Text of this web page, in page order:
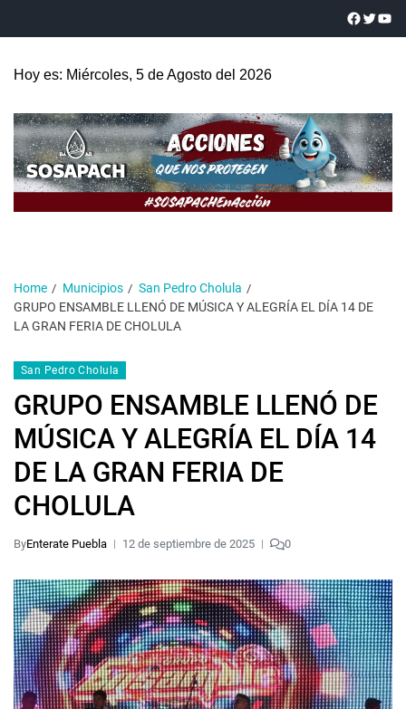
Hoy es: Miércoles, 5 de Agosto del 2026
Home Municipios
San Pedro Cholula
GRUPO ENSAMBLE LLENÓ DE MÚSICA Y ALEGRÍA EL DÍA 14 DE
LA GRAN FERIA DE CHOLULA
San Pedro Cholula
GRUPO ENSAMBLE LLENÓ DE
MÚSICA Y ALEGRÍA EL DÍA 14
DE LA GRAN FERIA DE
CHOLULA
ByEnterate Puebla 12 de septiembre de 2025 0